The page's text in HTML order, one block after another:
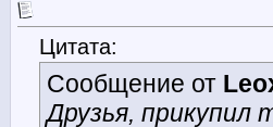
Цитата:
Сообщение от
Друзья, прикупил